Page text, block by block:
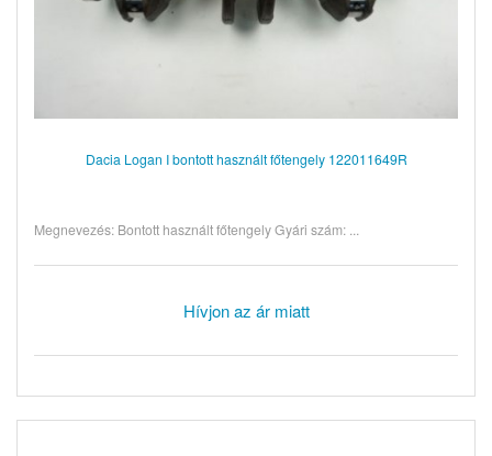
Dacia Logan I bontott használt főtengely 122011649R
Megnevezés: Bontott használt főtengely Gyári szám: ...
Hívjon az ár miatt